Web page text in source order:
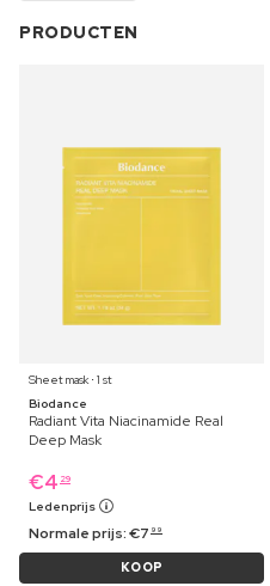
PRODUCTEN
Sheet mask ⋅ 1 st
Biodance
Radiant Vita Niacinamide Real
Deep Mask
€4 29
Ledenprijs
Normale prijs:€7 99
KOOP